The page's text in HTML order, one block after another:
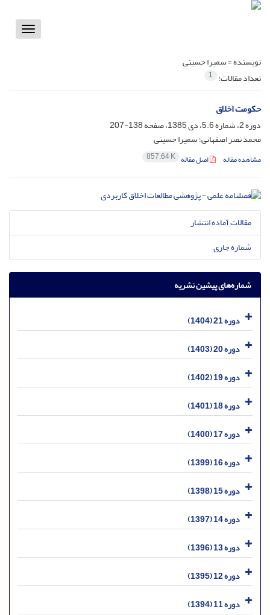
Toggle
نویسنده =سمیرا حسینی
تعداد مقالات: 1
حکومت اخلاق
دوره 2، شماره 5.6، دی 1385، صفحه
138-207
محمد نصر اصفهانی؛ سمیرا حسینی
مشاهده مقاله اصل مقاله 857.64 K
مقالات آماده انتشار
شماره جاری
شماره‌های پیشین نشریه
دوره 21 (1404)
دوره 20 (1403)
دوره 19 (1402)
دوره 18 (1401)
دوره 17 (1400)
دوره 16 (1399)
دوره 15 (1398)
دوره 14 (1397)
دوره 13 (1396)
دوره 12 (1395)
دوره 11 (1394)